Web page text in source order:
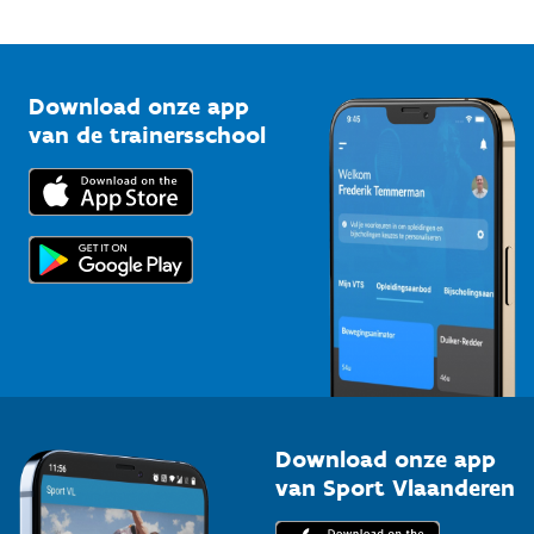
Bedrijven
Trainers en begeleiders
Topsporters
Vlaamse Trainersschool
Kennisplatform
Downloads
Voor de pers
Download onze app
van de trainersschool
Download onze app
van Sport Vlaanderen